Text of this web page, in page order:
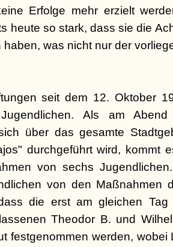
Erfolge mehr erzielt
heute so stark, dass sie die
haben, was nicht nur der
seit dem 12. Oktober
Als am
über das gesamte
durchgeführt wird, kommt
von sechs
von den Maßnahmen
die erst am gleichen Tag
Theodor B. und
festgenommen werden, wobei